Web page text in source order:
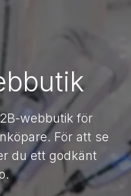
webbutik för
För att se
du ett godkänt